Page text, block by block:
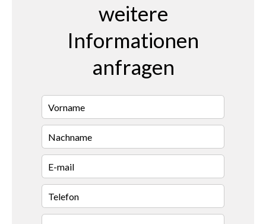
weitere
Informationen
anfragen